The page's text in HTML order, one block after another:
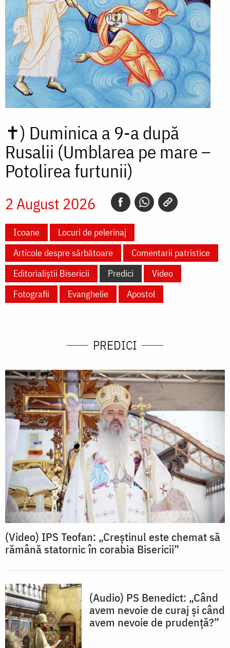
✝) Duminica a 9-a după
Rusalii (Umblarea pe mare –
Potolirea furtunii)
2 August 2026
Icoane
Locuri de pelerinaj
Articole despre sărbătoare
Comentarii patristice
Editorialiștii Bisericii
Predici
Video
Fotografii
Evanghelie Apostol
PREDICI
(Video) IPS Teofan: „Creștinul este chemat să
rămână statornic în corabia Bisericii”
(Audio) PS Benedict: „Când
avem nevoie de curaj și când
avem nevoie de prudență?”